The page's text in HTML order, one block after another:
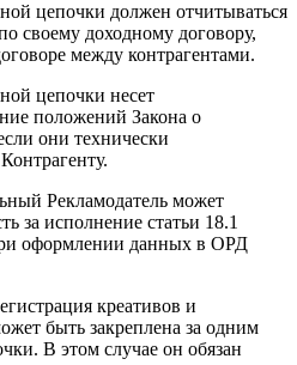
цепочки должен отчитываться
своему доходному договору,
между контрагентами.
цепочки несет
положений Закона о
они технически
Рекламодатель может
за исполнение статьи 18.1
оформлении данных в ОРД
креативов и
быть закреплена за одним
В этом случае он обязан